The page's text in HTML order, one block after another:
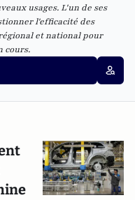
usages. L'un de ses
l'efficacité des
et national pour
cours.